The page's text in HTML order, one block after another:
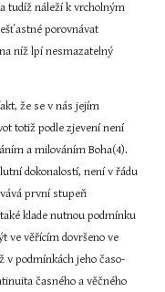
tudíž náleží k vrcholným
porovnávat
níž lpí nesmazatelný
že se v nás jejím
totiž podle zjevení není
a milováním Boha(4).
dokonalostí, není v řádu
první stupeň
klade nutnou podmínku
ve věřícím dovršeno ve
v podmínkách jeho časo-
časného a věčného